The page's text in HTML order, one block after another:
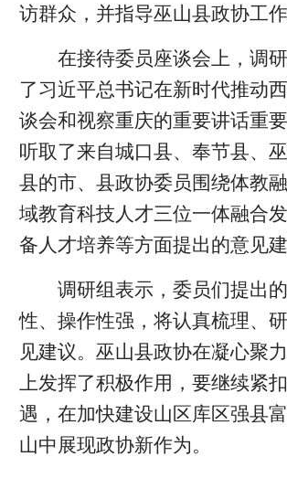
访群众，并指导巫山县政协工作
在接待委员座谈会上，调
了习近平总书记在新时代推动
谈会和视察重庆的重要讲话重
听取了来自城口县、奉节县、
县的市、县政协委员围绕体教
域教育科技人才三位一体融合
备人才培养等方面提出的意见建
调研组表示，委员们提出
性、操作性强，将认真梳理、
见建议。巫山县政协在凝心聚
上发挥了积极作用，要继续紧
遇，在加快建设山区库区强县
山中展现政协新作为。